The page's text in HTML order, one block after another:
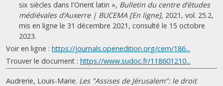
six siècles dans l'Orient latin », Bulletin du centre d’études
médiévales d’Auxerre | BUCEMA [En ligne], 2021, vol. 25.2,
mis en ligne le 31 décembre 2021, consulté le 15 octobre
2023.
Voir en ligne : https://journals.openedition.org/cem/186...
Trouver le document : https://www.sudoc.fr/118601210...
Audrerie, Louis-Marie. Les "Assises de Jérusalem": le droit